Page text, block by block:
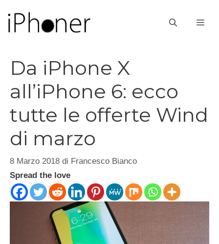
contenuto
Da iPhone X
all’iPhone 6: ecco
tutte le offerte Wind
di marzo
8 Marzo 2018 di Francesco Bianco
Spread the love